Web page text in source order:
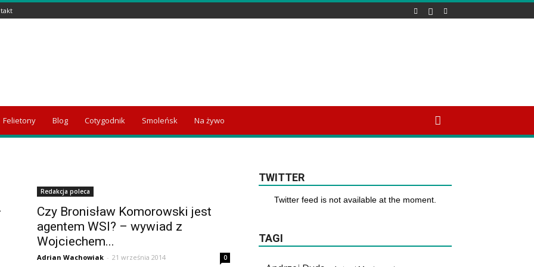
Felietony Blog Cotygodnik Smoleńsk Na żywo
Redakcja poleca
Czy Bronisław Komorowski jest
agentem WSI? – wywiad z
Wojciechem...
Adrian Wachowiak - 21 września 2014 0
TWITTER
Twitter feed is not available at the moment.
TAGI